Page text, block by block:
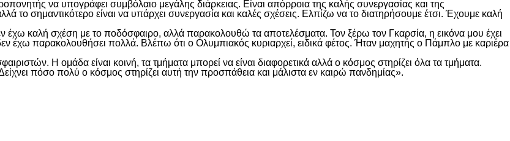
να υπογράφει συμβόλαιο μεγάλης διάρκειας. Είναι απόρροια της καλής συνεργασίας και της
το σημαντικότερο είναι να υπάρχει συνεργασία και καλές σχέσεις. Ελπίζω να το διατηρήσουμε έτσι. Έχουμε καλή
καλή σχέση με το ποδόσφαιρο, αλλά παρακολουθώ τα αποτελέσματα. Τον ξέρω τον Γκαρσία, η εικόνα μου έχει
έχω παρακολουθήσει πολλά. Βλέπω ότι ο Ολυμπιακός κυριαρχεί, ειδικά φέτος. Ήταν μαχητής ο Πάμπλο με καριέρα
Η ομάδα είναι κοινή, τα τμήματα μπορεί να είναι διαφορετικά αλλά ο κόσμος στηρίζει όλα τα τμήματα.
πόσο πολύ ο κόσμος στηρίζει αυτή την προσπάθεια και μάλιστα εν καιρώ πανδημίας».